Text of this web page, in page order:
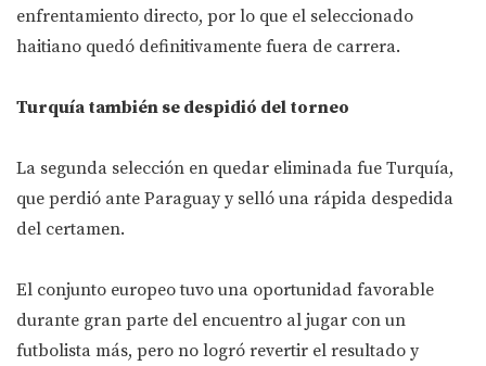
enfrentamiento directo, por lo que el seleccionado
haitiano quedó definitivamente fuera de carrera.
Turquía también se despidió del torneo
La segunda selección en quedar eliminada fue Turquía,
que perdió ante Paraguay y selló una rápida despedida
del certamen.
El conjunto europeo tuvo una oportunidad favorable
durante gran parte del encuentro al jugar con un
futbolista más, pero no logró revertir el resultado y